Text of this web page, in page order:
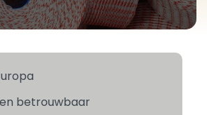
betrouwbaar